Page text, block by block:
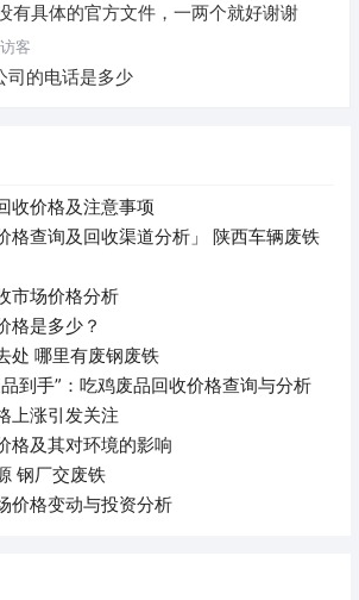
有具体的官方文件，一两个就好谢谢
访客
司的电话是多少
收价格及注意事项
格查询及回收渠道分析」 陕西车辆废铁
市场价格分析
格是多少？
处 哪里有废钢废铁
到手”：吃鸡废品回收价格查询与分析
上涨引发关注
格及其对环境的影响
钢厂交废铁
价格变动与投资分析